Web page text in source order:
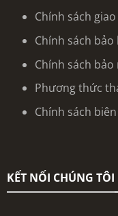
Chính sách
Chính sách bảo
Chính sách bảo
Phương thức
Chính sách
KẾT NỐI CHÚNG TÔI